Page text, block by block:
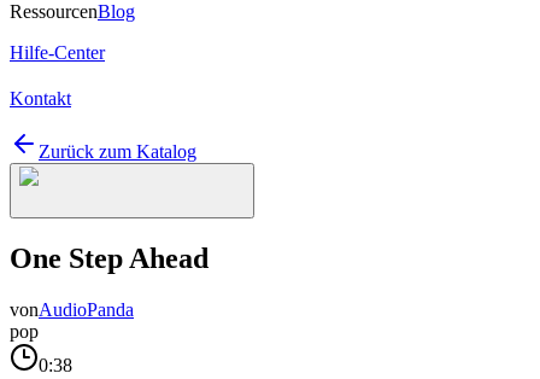
RessourcenBlog
Hilfe-Center
Kontakt
Zurück zum Katalog
One Step Ahead
vonAudioPanda
pop
0:38